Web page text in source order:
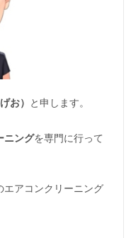
お）
と申します。
ニングを専門に行って
エアコンクリーニング